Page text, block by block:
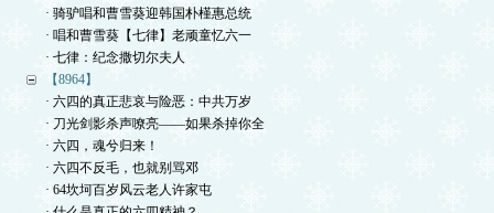
· 骑驴唱和曹雪葵迎韩国朴槿惠总统
· 唱和曹雪葵【七律】老顽童忆六一
· 七律：纪念撒切尔夫人
【8964】
· 六四的真正悲哀与险恶：中共万岁
· 刀光剑影杀声嘹亮——如果杀掉你全
· 六四，魂兮归来！
· 六四不反毛，也就别骂邓
· 64坎坷百岁风云老人许家屯